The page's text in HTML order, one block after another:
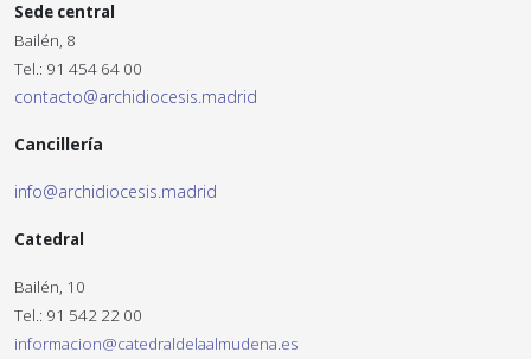
Sede central
Bailén, 8
Tel.: 91 454 64 00
contacto@archidiocesis.madrid
Cancillería
info@archidiocesis.madrid
Catedral
Bailén, 10
Tel.: 91 542 22 00
informacion@catedraldelaalmudena.es